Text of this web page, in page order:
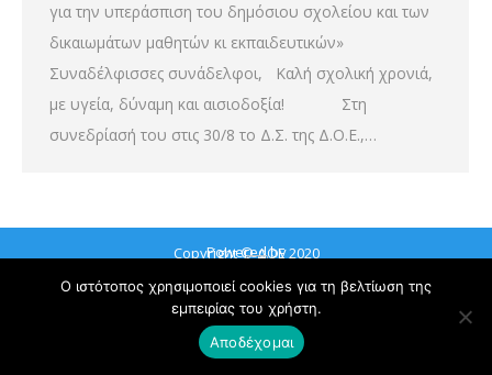
για την υπεράσπιση του δημόσιου σχολείου και των
δικαιωμάτων μαθητών κι εκπαιδευτικών»
Συναδέλφισσες συνάδελφοι, Καλή σχολική χρονιά,
με υγεία, δύναμη και αισιοδοξία! Στη
συνεδρίασή του στις 30/8 το Δ.Σ. της Δ.Ο.Ε.,…
Copyright © ΔΟΕ 2020
Powered by
Ο ιστότοπος χρησιμοποιεί cookies για τη βελτίωση της
εμπειρίας του χρήστη.
Αποδέχομαι